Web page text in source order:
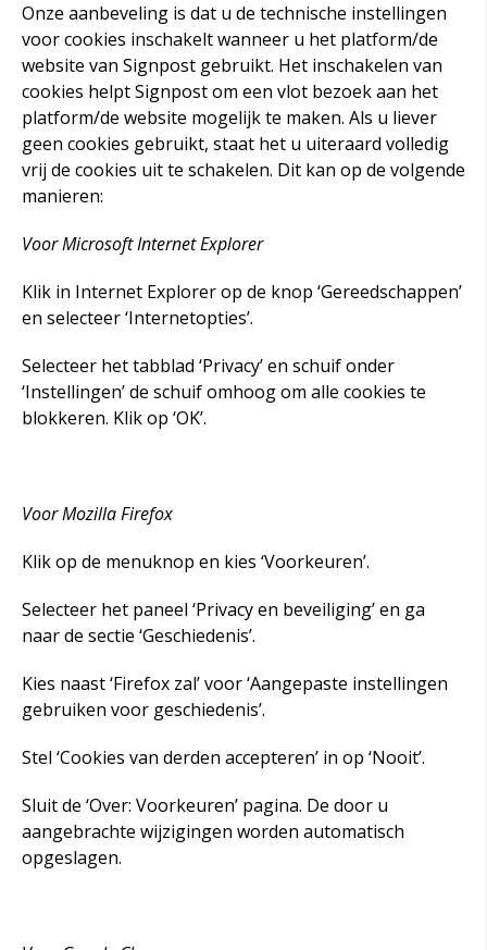
Onze aanbeveling is dat u de technische instellingen
voor cookies inschakelt wanneer u het platform/de
website van Signpost gebruikt. Het inschakelen van
cookies helpt Signpostom een vlot bezoek aan het
platform/de website mogelijk te maken. Als u liever
geen cookies gebruikt, staat het u uiteraard volledig
vrij de cookies uit te schakelen. Dit kan op de volgende
manieren:
Voor Microsoft Internet Explorer
Klik in Internet Explorer op de knop ‘Gereedschappen’
en selecteer ‘Internetopties’.
Selecteer het tabblad ‘Privacy’ en schuif onder
‘Instellingen’ de schuif omhoog om alle cookies te
blokkeren. Klik op ‘OK’.
Voor Mozilla Firefox
Klik op de menuknop en kies ‘Voorkeuren’.
Selecteer het paneel ‘Privacy en beveiliging’ en ga
naar de sectie ‘Geschiedenis’.
Kies naast ‘Firefox zal’ voor ‘Aangepaste instellingen
gebruiken voor geschiedenis’.
Stel ‘Cookies van derden accepteren’ in op ‘Nooit’.
Sluit de ‘Over: Voorkeuren’ pagina. De door u
aangebrachte wijzigingen worden automatisch
opgeslagen.